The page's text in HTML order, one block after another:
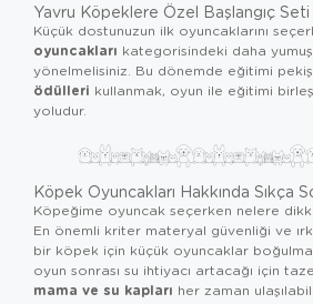
Yavru Köpeklere Özel Başlangıç Seti
Küçük dostunuzun ilk oyuncaklarını
oyuncakları kategorisindeki daha
yönelmelisiniz. Bu dönemde eğitimi
ödülleri kullanmak, oyun ile eğitimi
yoludur.
Köpek Oyuncakları Hakkında Sıkça
Köpeğime oyuncak seçerken nelere
En önemli kriter materyal güvenliği ve ırk
bir köpek için küçük oyuncaklar boğulma
oyun sonrası su ihtiyacı artacağı için
mama ve su kapları her zaman